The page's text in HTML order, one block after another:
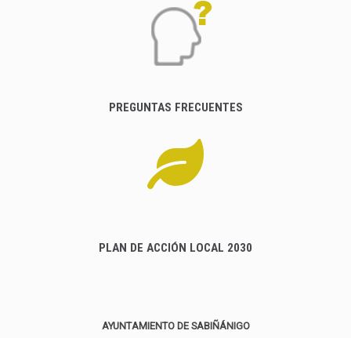
PREGUNTAS FRECUENTES
PLAN DE ACCIÓN LOCAL 2030
AYUNTAMIENTO DE SABIÑÁNIGO